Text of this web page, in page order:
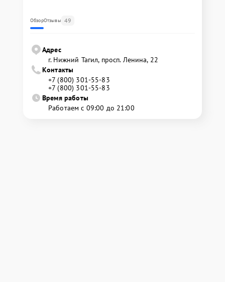
ОбзорОтзывы 49
Адрес
г. Нижний Тагил, просп. Ленина, 22
Контакты
+7 (800) 301-55-83
+7 (800) 301-55-83
Время работы
Работаем с 09:00 до 21:00